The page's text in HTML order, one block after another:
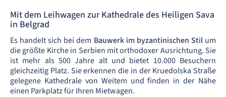
Mit dem Leihwagen zur Kathedrale des Heiligen Sava
in Belgrad
Es handelt sich bei dem Bauwerk im byzantinischen Stilum
die größte Kirche in Serbien mit orthodoxer Ausrichtung. Sie
ist mehr als 500 Jahre alt und bietet 10.000 Besuchern
gleichzeitig Platz. Sie erkennen die in der Kruedolska Straße
gelegene Kathedrale von Weitem und finden in der Nähe
einen Parkplatz für Ihren Mietwagen.